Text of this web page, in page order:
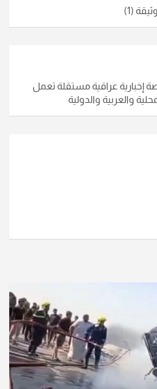
(1)
إخبارية عراقية مستقلة تعمل
والعربية والدولية